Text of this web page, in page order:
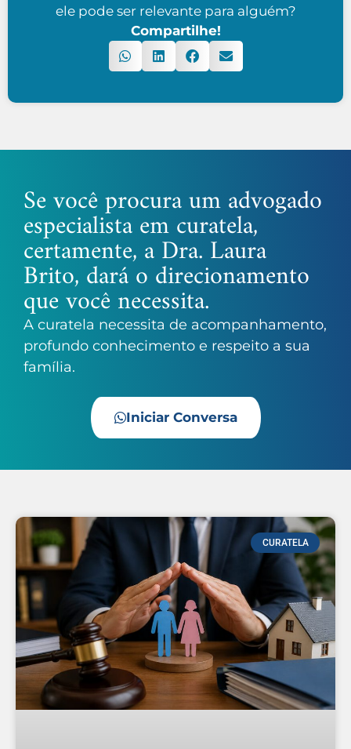
ele pode ser relevante para alguém?
Compartilhe!
Se você procura um advogado
especialista em curatela,
certamente, a Dra. Laura
Brito, dará o direcionamento
que você necessita.
A curatela necessita de acompanhamento,
profundo conhecimento e respeito a sua
família.
Iniciar Conversa
CURATELA